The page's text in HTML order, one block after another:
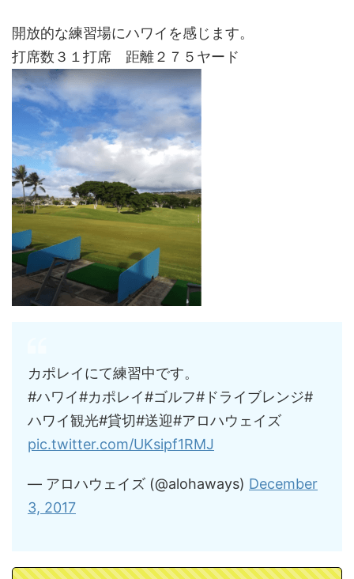
開放的な練習場にハワイを感じます。
打席数３１打席 距離２７５ヤード
カポレイにて練習中です。
#ハワイ#カポレイ#ゴルフ#ドライブレンジ#
ハワイ観光#貸切#送迎#アロハウェイズ
pic.twitter.com/UKsipf1RMJ
— アロハウェイズ (@alohaways) December
3, 2017